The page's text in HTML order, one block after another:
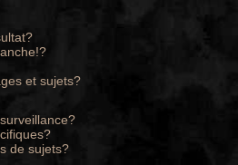
et sujets?
de sujets?